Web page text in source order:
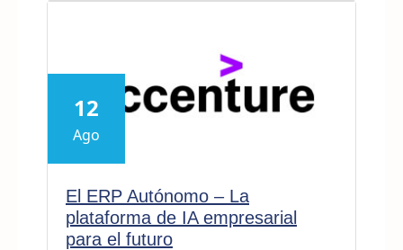
12
Ago
El ERP Autónomo – La
plataforma de IA empresarial
para el futuro